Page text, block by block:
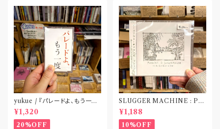
yukue / 『パレードよ、もう一度』
(TAPE)
¥1,320
20%OFF
SLUGGER MACHINE : PE
ACE OUT! / we die if we d
o not do “DIG”(SPLIT CD)
〝横浜&札幌〟
¥1,188
10%OFF